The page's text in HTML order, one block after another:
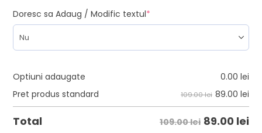
Doresc sa Adaug / Modific textul*
Optiuni adaugate 0.00 lei
Pret produs standard
109.00 lei 89.00 lei
Total 109.00 lei 89.00 lei